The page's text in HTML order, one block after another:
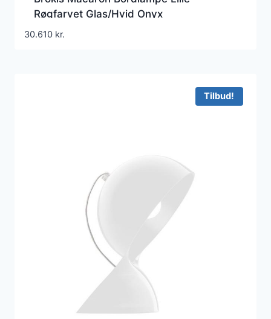
Røgfarvet Glas/Hvid Onyx
30.610 kr.
Tilbud!